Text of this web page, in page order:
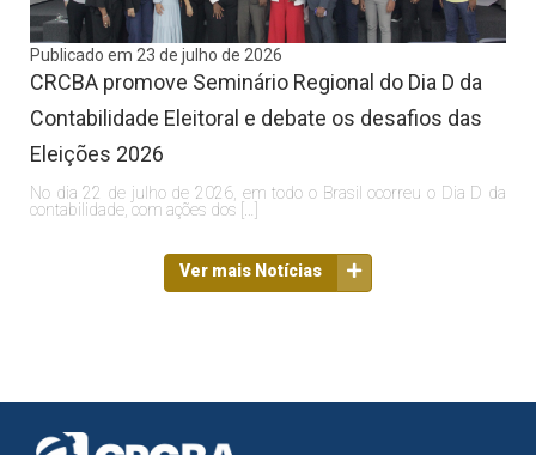
Publicado em 23 de julho de 2026
CRCBA promove Seminário Regional do Dia D da
Contabilidade Eleitoral e debate os desafios das
Eleições 2026
No dia 22 de julho de 2026, em todo o Brasil ocorreu o Dia D da
contabilidade, com ações dos […]
Ver mais Notícias